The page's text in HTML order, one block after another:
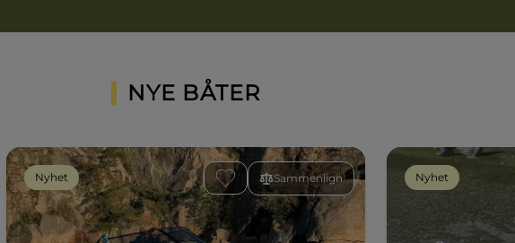
NYE BÅTER
Sammenlign
Nyhet Nyhet